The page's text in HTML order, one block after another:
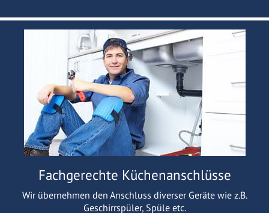
Fachgerechte Küchenanschlüsse
Wir übernehmen den Anschluss diverser Geräte wie z.B.
Geschirrspüler, Spüle etc.